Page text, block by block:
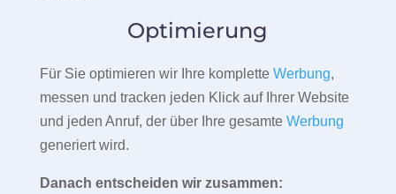
Optimierung
Für Sie optimieren wir Ihre komplette Werbung,
messen und tracken jeden Klick auf Ihrer Website
und jeden Anruf, der über Ihre gesamte Werbung
generiert wird.
Danach entscheiden wir zusammen: